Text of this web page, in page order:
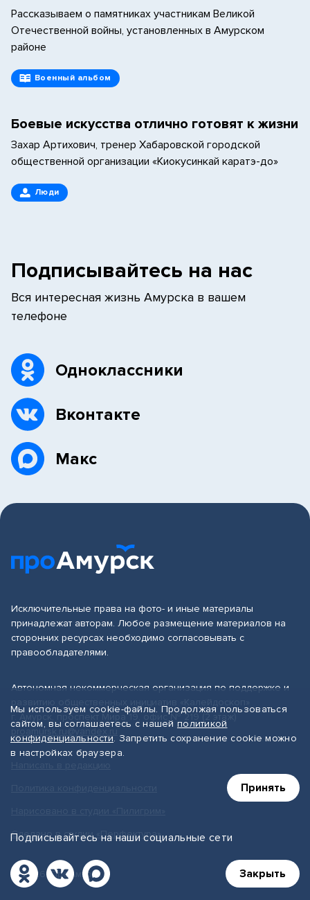
Рассказываем о памятниках участникам Великой
Отечественной войны, установленных в Амурском
районе
Военный альбом
Боевые искусства отлично готовят к жизни
Захар Артихович, тренер Хабаровской городской
общественной организации «Киокусинкай каратэ-до»
Люди
Подписывайтесь на нас
Вся интересная жизнь Амурска в вашем
телефоне
Одноклассники
Вконтакте
Макс
Исключительные права на фото- и иные материалы
принадлежат авторам. Любое размещение материалов на
сторонних ресурсах необходимо согласовывать с
правообладателями.
Автономная некоммерческая организация по поддержке и
г. Амурск, проспект Мира 19, офис № 219 (2 этаж)
proamursk.ru@yandex.ru
Сделано в студии «Перфектура»
© 2026, ПроАмурск
Мы используем cookie-файлы. Продолжая пользоваться
сайтом, вы соглашаетесь с нашей политикой
конфиденциальности. Запретить сохранение cookie можно
в настройках браузера.
Принять
Подписывайтесь на наши социальные сети
Закрыть